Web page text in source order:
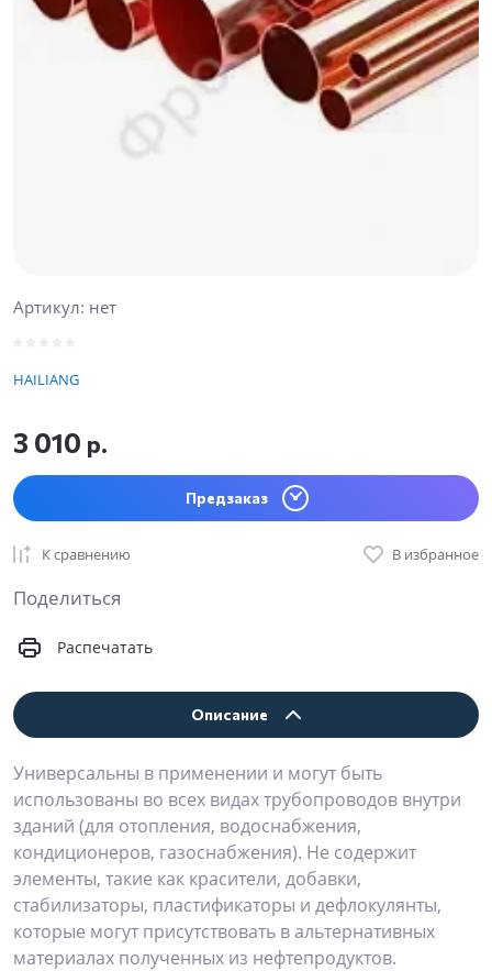
Артикул: нет
HAILIANG
3 010 р.
Предзаказ
К сравнению В избранное
Поделиться
Распечатать
Описание
Универсальны в применении и могут быть
использованы во всех видах трубопроводов внутри
зданий (для отопления, водоснабжения,
кондиционеров, газоснабжения). Не содержит
элементы, такие как красители, добавки,
стабилизаторы, пластификаторы и дефлокулянты,
которые могут присутствовать в альтернативных
материалах полученных из нефтепродуктов.